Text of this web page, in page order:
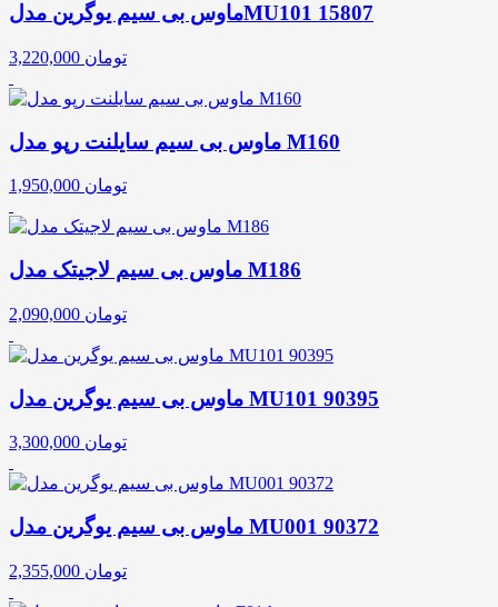
ماوس بی سیم یوگرین مدلMU101 15807
3,220,000 تومان
ماوس بی سیم سایلنت رپو مدل M160
1,950,000 تومان
ماوس بی سیم لاجیتک مدل M186
2,090,000 تومان
ماوس بی سیم یوگرین مدل MU101 90395
3,300,000 تومان
ماوس بی سیم یوگرین مدل MU001 90372
2,355,000 تومان